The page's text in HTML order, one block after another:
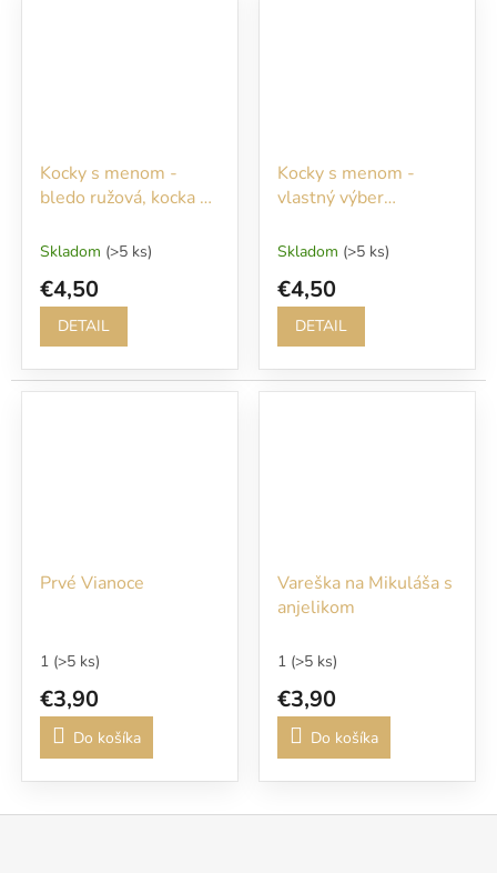
Kocky s menom -
bledo ružová, kocka s
Skladom (>5 ks)
€4,50
DETAIL
Kocky s menom -
vlastný výber
Skladom (>5 ks)
€4,50
DETAIL
Prvé Vianoce
1 (>5 ks)
€3,90
Do košíka
Vareška na Mikuláša s
anjelikom
1 (>5 ks)
€3,90
Do košíka